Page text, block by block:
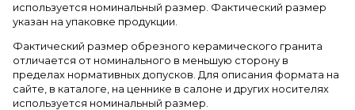
используется номинальный размер. Фактический размер
указан на упаковке продукции.
Фактический размер обрезного керамического гранита
отличается от номинального в меньшую сторону в
пределах нормативных допусков. Для описания формата на
сайте, в каталоге, на ценнике в салоне и других носителях
используется номинальный размер.